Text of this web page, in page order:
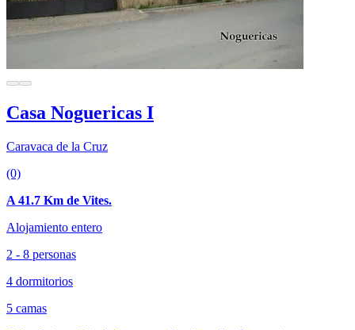
Casa Noguericas I
Caravaca de la Cruz
(0)
A 41.7 Km de Vites.
Alojamiento entero
2 - 8 personas
4 dormitorios
5 camas